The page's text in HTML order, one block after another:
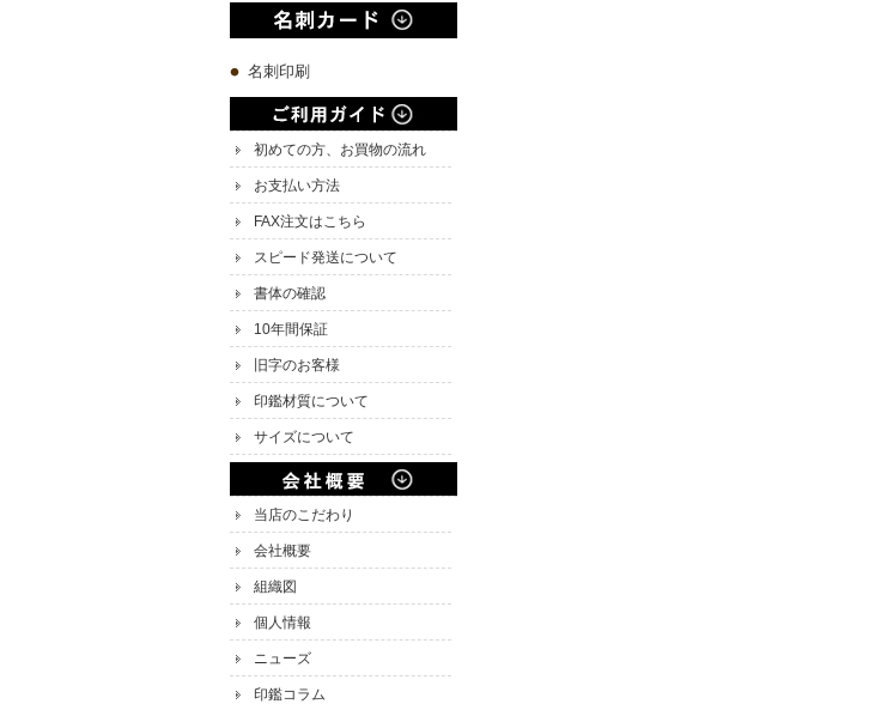
名刺印刷
初めての方、お買物の流れ
お支払い方法
FAX注文はこちら
スピード発送について
書体の確認
10年間保証
旧字のお客様
印鑑材質について
サイズについて
当店のこだわり
会社概要
組織図
個人情報
ニューズ
印鑑コラム